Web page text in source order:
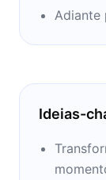
Adiante
Ideias-